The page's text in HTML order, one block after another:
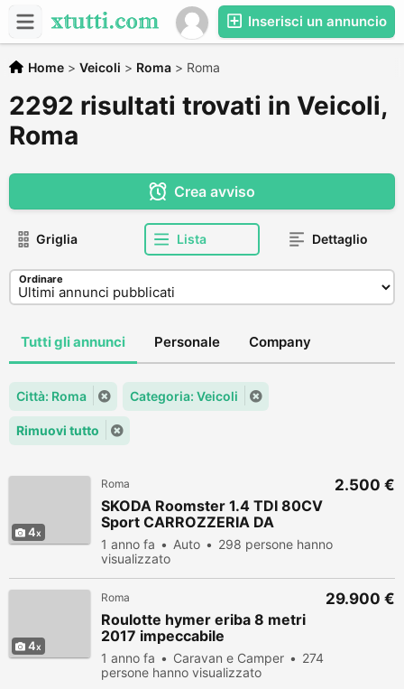
Inserisci un annuncio
Home > Veicoli > Roma > Roma
2292 risultati trovati in Veicoli,
Roma
Crea avviso
Griglia Lista Dettaglio
Ordinare
Tutti gli annunci Personale Company
Città: Roma Categoria: Veicoli
Rimuovi tutto
4
Roma
SKODA Roomster 1.4 TDI 80CV
Sport CARROZZERIA DA
1 anno fa Auto
298 persone hanno
visualizzato
2.500 €
4
Roma
Roulotte hymer eriba 8 metri
2017 impeccabile
1 anno fa Caravan e Camper
274
persone hanno visualizzato
29.900 €